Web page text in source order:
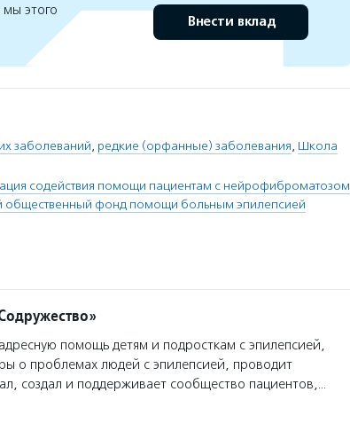
мы этого
Внести вклад
заболеваний, редкие (орфанные) заболевания, Школа
содействия помощи пациентам с нейрофиброматозом
общественный фонд помощи больным эпилепсией
помощь детям и подросткам с эпилепсией,
о проблемах людей с эпилепсией, проводит
создал и поддерживает сообщество пациентов,…